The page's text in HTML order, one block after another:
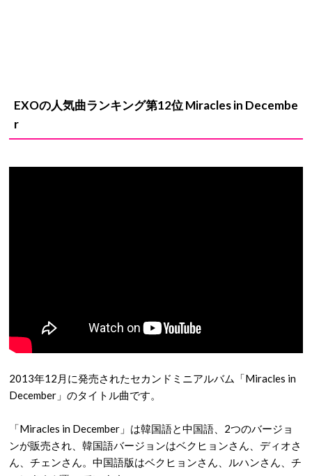
EXOの人気曲ランキング第12位 Miracles in Decembe
r
2013年12月に発売されたセカンドミニアルバム「Miracles in
December 」のタイトル曲です。
「Miracles in December 」は韓国語と中国語、2つのバージョ
ンが販売され、韓国語バージョンはベクヒョンさん、ディオさ
ん、チェンさん。中国語版はベクヒョンさん、ルハンさん、チ